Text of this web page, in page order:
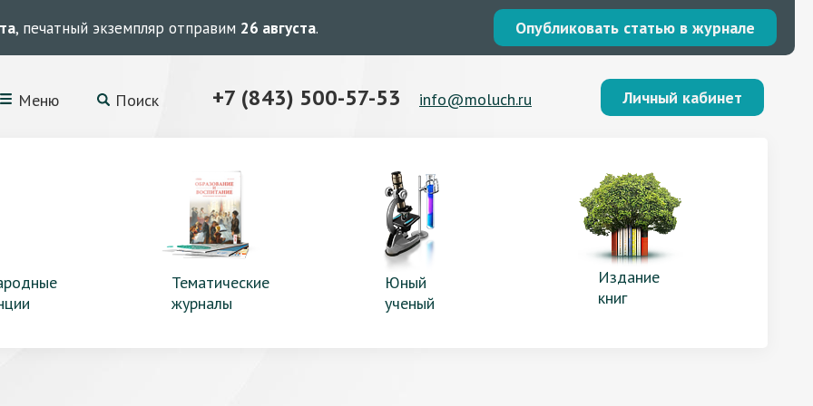
, печатный экземпляр отправим 26 августа. Опубликовать статью в журнале
Меню Поиск +7 (843) 500-57-53 info@moluch.ru Личный кабинет
Тематические
журналы
Юный
ученый
Издание
книг